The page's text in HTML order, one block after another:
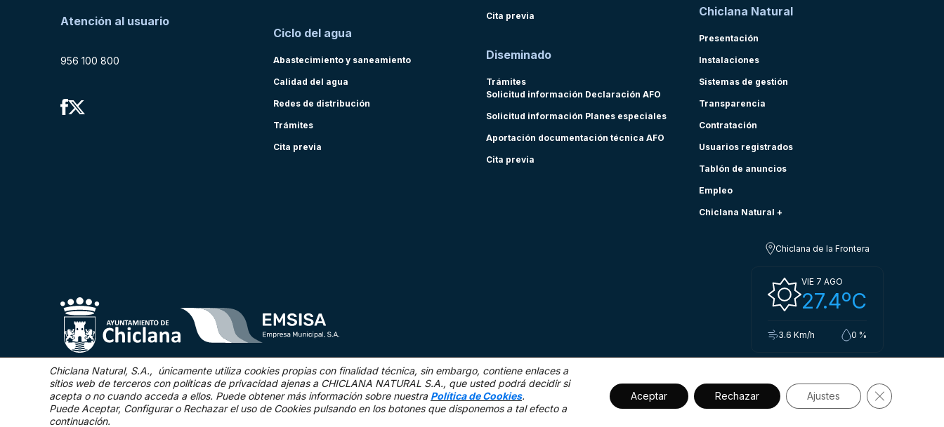
Atención al usuario
956 100 800
Ciclo del agua
Abastecimiento y saneamiento
Calidad del agua
Redes de distribución
Trámites
Cita previa
Cita previa
Diseminado
Trámites
Solicitud información Declaración AFO
Solicitud información Planes especiales
Aportación documentación técnica AFO
Cita previa
Chiclana Natural
Presentación
Instalaciones
Sistemas de gestión
Transparencia
Contratación
Usuarios registrados
Tablón de anuncios
Empleo
Chiclana Natural +
Chiclana de la Frontera
VIE 7 AGO
27.4ºC
3.6 Km/h 0 %
©2025 Chiclana Natural Mapa WebAccesibilidad Política de privacidad. Aviso legal Política de cookies
Chiclana Natural, S.A., únicamente utiliza cookies propias con finalidad técnica, sin embargo, contiene enlaces a
sitios web de terceros con políticas de privacidad ajenas a CHICLANA NATURAL S.A., que usted podrá decidir si
acepta o no cuando acceda a ellos. Puede obtener más información sobre nuestra Política de Cookies.
Puede Aceptar, Configurar o Rechazar el uso de Cookies pulsando en los botones que disponemos a tal efecto a
continuación.
Aceptar Rechazar Ajustes Cerrar el